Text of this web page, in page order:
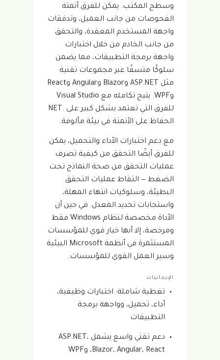
وسطح المكتب. يمكن للفرق أتمتة
الفحوصات من جانب العميل، وتدفقات
واجهة المستخدم المعقدة، والتحقق
من جانب الخادم من خلال اختبارات
واجهة برمجة التطبيقات، مما يضمن
سلوكًا متسقًا عبر مجموعات تقنية
مثل ASP.NET وBlazor وAngular وReact
وWPF. يتيح تكامله مع Visual Studio
للفرق التي تعتمد بشكل كبير على .NET
الحفاظ على الأتمتة في بيئة مألوفة.
مع دعم اختبارات الأداء والتحميل، يمكن
للفرق أيضًا التحقق من كيفية تصرف
عمليات التحقق من صحة النماذج تحت
الضغط — التقاط عمليات التحقق
البطيئة، وسلوكيات انتهاء المهلة،
واستجابات تحديد المعدل. في حين أن
الأداة مخصصة لنظام Windows فقط
ومرخصة، إلا أنها خيار قوي للمؤسسات
المستثمرة في أنظمة Microsoft البيئية
وسير العمل القوي للمؤسسات.
الإيجابيات
تغطية شاملة: اختبارات وظيفية،
أداء، تحميل، وواجهة برمجة
التطبيقات
دعم تقني واسع يشمل ASP.NET،
Blazor، Angular، React، وWPF